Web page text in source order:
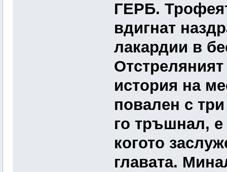
ГЕРБ.
вдигнат
лакардии в
история на
повален с
го тръшнал,
когото
главата.